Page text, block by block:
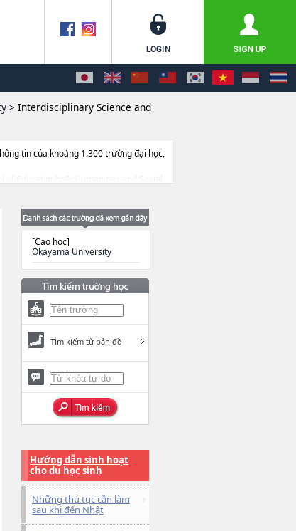
> Interdisciplinary Science and
tin của khoảng 1.300 trường đại học,
EducationhoặcHumanities and Social
[Cao học]
Okayama University
Tìm kiếm từ bản đồ
Hướng dẫn sinh hoạt
cho du học sinh
Những thủ tục cần làm
sau khi đến Nhật